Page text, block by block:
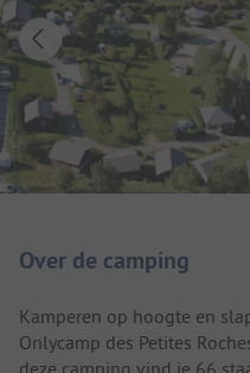
Over de camping
Kamperen op hoogte en
Onlycamp des Petites
deze camping vind je 66